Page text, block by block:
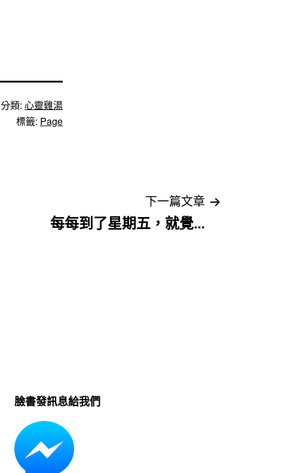
分類: 心靈雞湯
標籤: Page
下一篇文章
每每到了星期五，就覺…
臉書發訊息給我們